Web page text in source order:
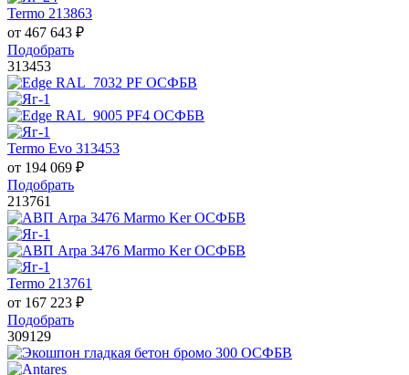
Termo 213863
от 467 643 ₽
Подобрать
313453
Termo Evo 313453
от 194 069 ₽
Подобрать
213761
Termo 213761
от 167 223 ₽
Подобрать
309129